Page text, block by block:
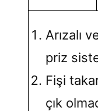
Arızalı
priz
Fişi
çık